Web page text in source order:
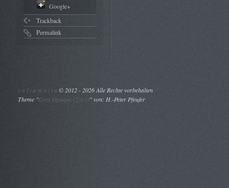
Google+
Trackback
Permalink
c o l t a m o l t a © 2012 - 2026 Alle Rechte vorbehalten
Theme "Grey Opaque (2.0.1)" von: H.-Peter Pfeufer